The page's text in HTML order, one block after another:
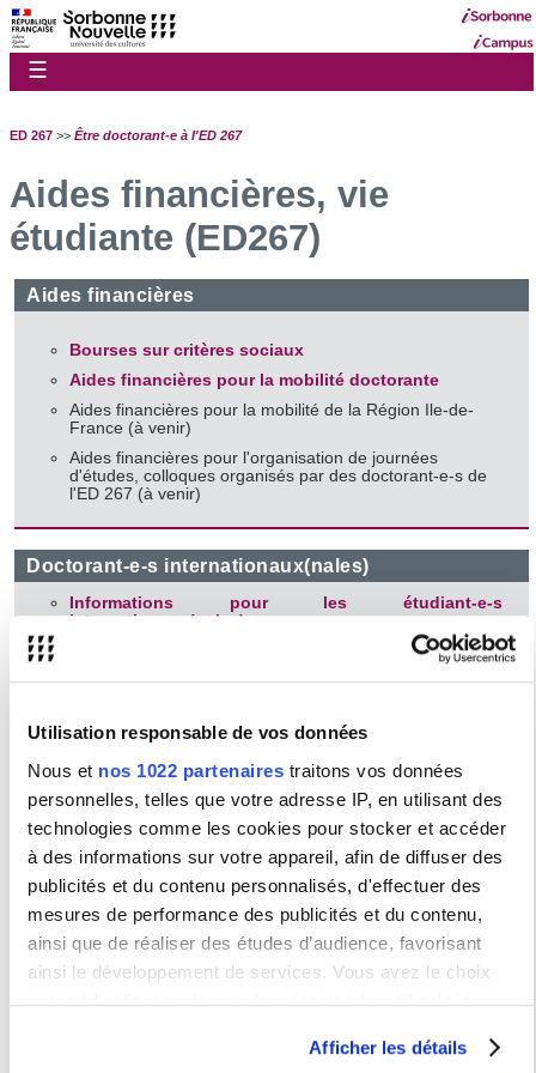
Utilisation responsable de vos données
Nous et nos 1022 partenaires traitons vos données
personnelles, telles que votre adresse IP, en utilisant des
technologies comme les cookies pour stocker et accéder
à des informations sur votre appareil, afin de diffuser des
publicités et du contenu personnalisés, d'effectuer des
mesures de performance des publicités et du contenu,
ainsi que de réaliser des études d’audience, favorisant
ainsi le développement de services. Vous avez le choix
quant à l'utilisation de vos données et à leurs finalités.
moment en consultant la Déclaration relative aux cookies
Afficher les détails
☰
ED 267 >> Être doctorant-e à l'ED 267
Aides financières, vie
étudiante (ED267)
Aides financières
Bourses sur critères sociaux
Aides financières pour la mobilité doctorante
Aides financières pour la mobilité de la Région Ile-de-
France (à venir)
Aides financières pour l'organisation de journées
d'études, colloques organisés par des doctorant-e-s de
l'ED 267 (à venir)
Doctorant-e-s internationaux(nales)
Informations pour les étudiant-e-s
internationaux(nales)
Association ALPHEE(Aide à la rédaction en français
Vie étudiante
Les droits d’inscription à l’université Sorbonne
Nouvelle
Recherche)
Les interlocuteurs de la vie étudiante
La Contribution Vie Etudiante et de Campus | CVEC
Service interuniversitaire de Santé Étudiante (SSE)
Pôle Social (une assistante sociale rattachée à